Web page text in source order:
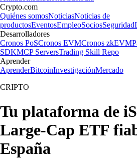
Crypto.com
Quiénes somosNoticiasNoticias de
productosEventosEmpleoSociosSeguridad
Desarrolladores
Cronos PoSCronos EVMCronos zkEVM
SDKMCP ServersTrading Skill Repo
Aprender
AprenderBitcoinInvestigaciónMercado
CRIPTO
Tu plataforma de
Large-Cap ETF
España